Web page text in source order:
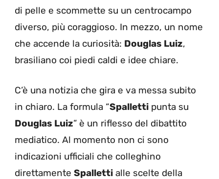
di pelle e scommette su un centrocampo
diverso, più coraggioso. In mezzo, un nome
che accende la curiosità: Douglas Luiz,
brasiliano coi piedi caldi e idee chiare.
C’è una notizia che gira e va messa subito
in chiaro. La formula “Spalletti punta su
Douglas Luiz” è un riflesso del dibattito
mediatico. Al momento non ci sono
indicazioni ufficiali che colleghino
direttamente Spalletti alle scelte della